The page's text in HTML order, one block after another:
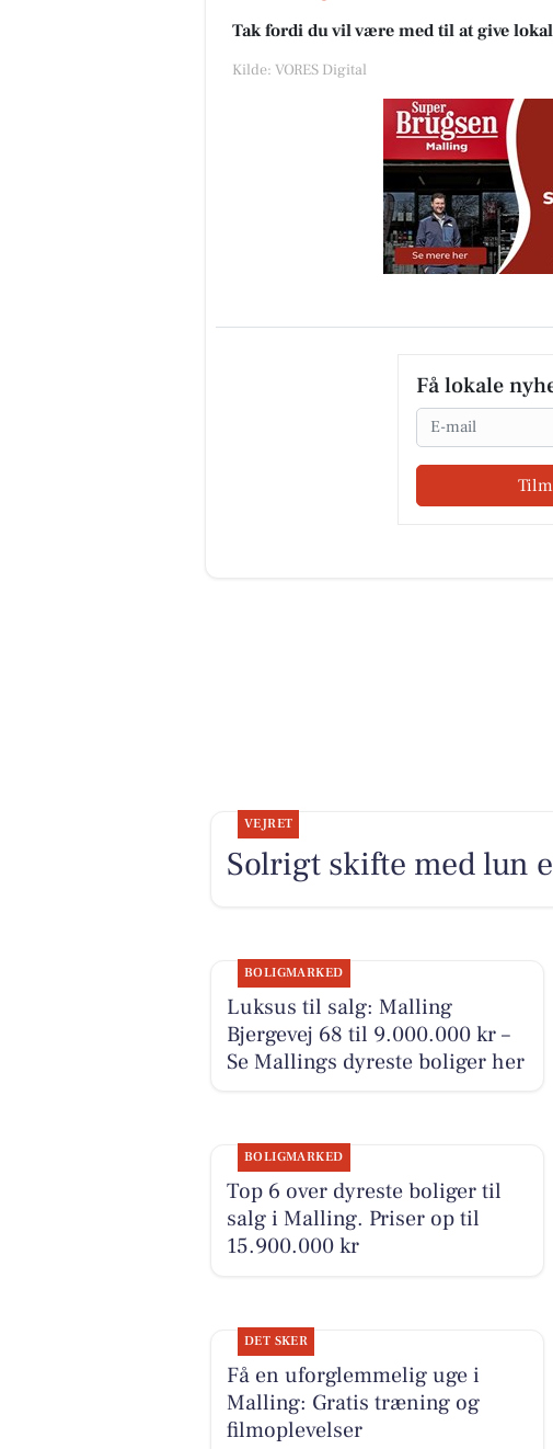
Tak fordi du vil være med til at give
Kilde: VORES Digital
Få lokale
Email
VEJRET
Solrigt skifte med lun
BOLIGMARKED
Luksus til salg: Malling
Bjergevej 68 til 9.000.000 kr –
Se Mallings dyreste boliger her
BOLIGMARKED
Top 6 over dyreste boliger til
salg i Malling. Priser op til
15.900.000 kr
DET SKER
Få en uforglemmelig uge i
Malling: Gratis træning og
filmoplevelser